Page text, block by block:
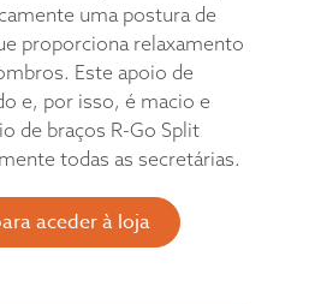
uma postura de
proporciona relaxamento
Este apoio de
e, por isso, é macio e
de braços R-Go Split
todas as secretárias.
aceder à loja